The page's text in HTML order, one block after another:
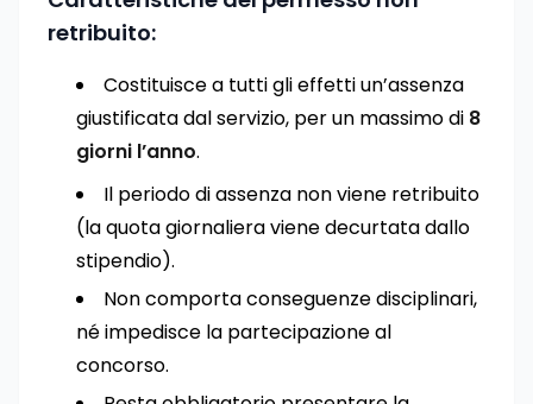
retribuito:
Costituisce a tutti gli effetti un’assenza
giustificata dal servizio, per un massimo di 8
giorni l’anno.
Il periodo di assenza non viene retribuito
(la quota giornaliera viene decurtata dallo
stipendio).
Non comporta conseguenze disciplinari,
né impedisce la partecipazione al
concorso.